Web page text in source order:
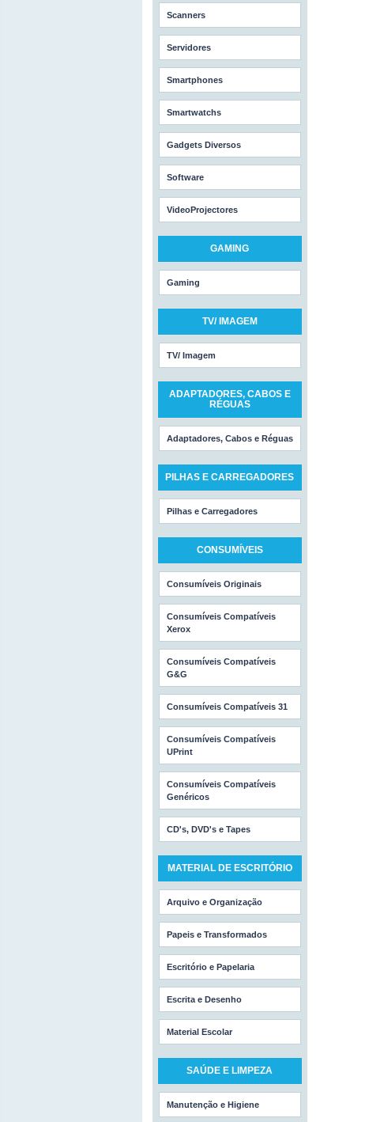
Scanners
Servidores
Smartphones
Smartwatchs
Gadgets Diversos
Software
VideoProjectores
GAMING
Gaming
TV/ IMAGEM
TV/ Imagem
ADAPTADORES, CABOS E
RÉGUAS
Adaptadores, Cabos e Réguas
PILHAS E CARREGADORES
Pilhas e Carregadores
CONSUMÍVEIS
Consumíveis Originais
Consumíveis Compatíveis
Xerox
Consumíveis Compatíveis
G&G
Consumíveis Compatíveis 31
Consumíveis Compatíveis
UPrint
Consumíveis Compatíveis
Genéricos
CD's, DVD's e Tapes
MATERIAL DE ESCRITÓRIO
Arquivo e Organização
Papeis e Transformados
Escritório e Papelaria
Escrita e Desenho
Material Escolar
SAÚDE E LIMPEZA
Manutenção e Higiene